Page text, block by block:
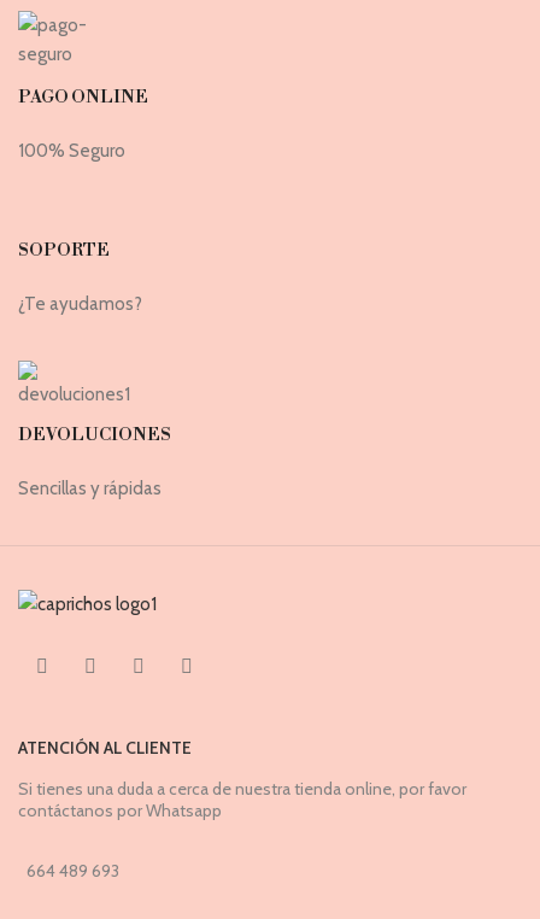
PAGO ONLINE
100% Seguro
SOPORTE
¿Te ayudamos?
DEVOLUCIONES
Sencillas y rápidas
ATENCIÓN AL CLIENTE
Si tienes una duda a cerca de nuestra tienda online, por favor
contáctanos por Whatsapp
664 489 693